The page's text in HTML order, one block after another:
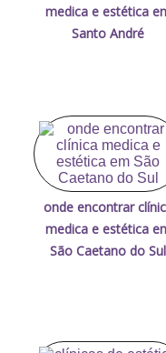
medica e estética
Santo André
onde encontrar
medica e estética
São Caetano do Sul